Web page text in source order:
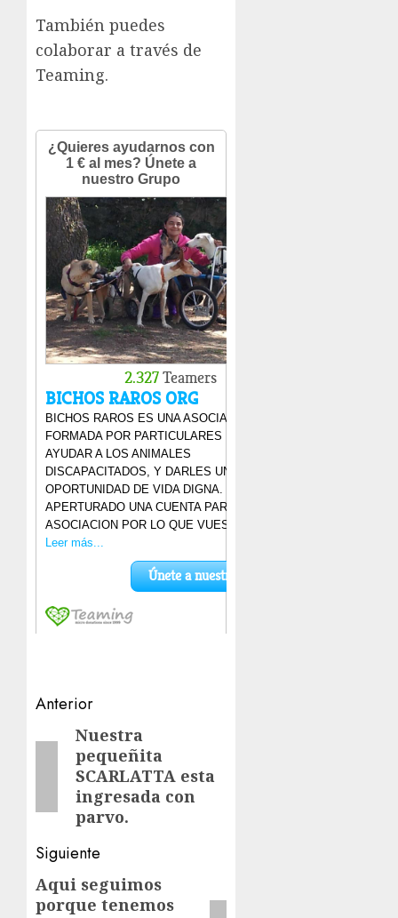
También puedes
colaborar a través de
Teaming.
Navegación
de
entradas
Anterior
Entrada
anterior:
Nuestra
pequeñita
SCARLATTA esta
ingresada con
parvo.
Siguiente
Siguiente
entrada:
Aqui seguimos
porque tenemos